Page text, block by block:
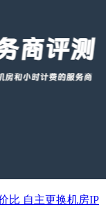
比 自主更换机房IP